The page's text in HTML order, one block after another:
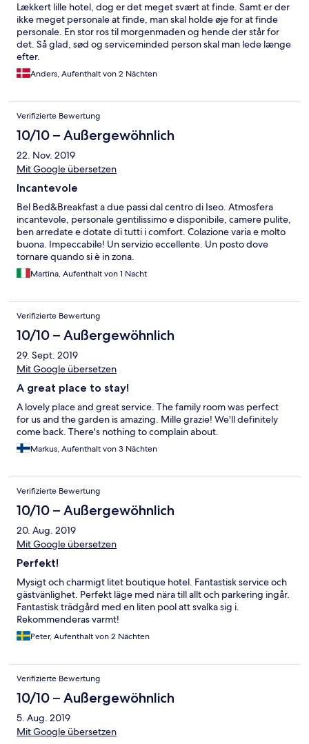
Lækkert lille hotel, dog er det meget svært at finde. Samt er der
ikke meget personale at finde, man skal holde øje for at finde
personale. En stor ros til morgenmaden og hende der står for
det. Så glad, sød og serviceminded person skal man lede længe
efter.
Anders, Aufenthalt von 2 Nächten
Verifizierte Bewertung
10/10 – Außergewöhnlich
22. Nov. 2019
Mit Google übersetzen
Incantevole
Bel Bed&Breakfast a due passi dal centro di Iseo. Atmosfera
incantevole, personale gentilissimo e disponibile, camere pulite,
ben arredate e dotate di tutti i comfort. Colazione varia e molto
buona. Impeccabile! Un servizio eccellente. Un posto dove
tornare quando si è in zona.
Martina, Aufenthalt von 1 Nacht
Verifizierte Bewertung
10/10 – Außergewöhnlich
29. Sept. 2019
Mit Google übersetzen
A great place to stay!
A lovely place and great service. The family room was perfect
for us and the garden is amazing. Mille grazie! We'll definitely
come back. There's nothing to complain about.
Markus, Aufenthalt von 3 Nächten
Verifizierte Bewertung
10/10 – Außergewöhnlich
20. Aug. 2019
Mit Google übersetzen
Perfekt!
Mysigt och charmigt litet boutique hotel. Fantastisk service och
gästvänlighet. Perfekt läge med nära till allt och parkering ingår.
Fantastisk trädgård med en liten pool att svalka sig i.
Rekommenderas varmt!
Peter, Aufenthalt von 2 Nächten
Verifizierte Bewertung
10/10 – Außergewöhnlich
5. Aug. 2019
Mit Google übersetzen